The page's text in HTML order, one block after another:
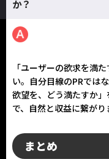
か？
「ユーザーの欲求を満
い。自分目線のPRでは
欲望を、どう満たすか
で、自然と収益に繋がり
まとめ